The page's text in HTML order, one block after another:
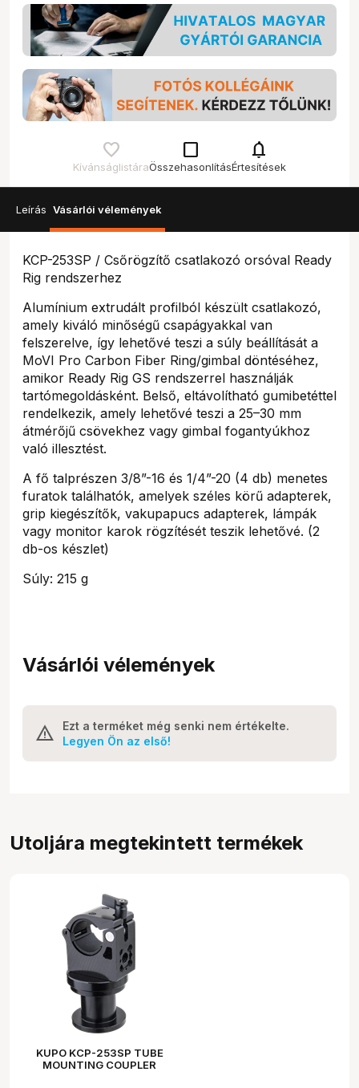
Kívánságlistára
check_box_outline_blank
Összehasonlítás
notifications
Értesítések
Leírás Vásárlói vélemények
KCP-253SP / Csőrögzítő csatlakozó orsóval Ready
Rig rendszerhez
Alumínium extrudált profilból készült csatlakozó,
amely kiváló minőségű csapágyakkal van
felszerelve, így lehetővé teszi a súly beállítását a
MoVI Pro Carbon Fiber Ring/gimbal döntéséhez,
amikor Ready Rig GS rendszerrel használják
tartómegoldásként. Belső, eltávolítható gumibetéttel
rendelkezik, amely lehetővé teszi a 25–30 mm
átmérőjű csövekhez vagy gimbal fogantyúkhoz
való illesztést.
A fő talprészen 3/8”-16 és 1/4”-20 (4 db) menetes
furatok találhatók, amelyek széles körű adapterek,
grip kiegészítők, vakupapucs adapterek, lámpák
vagy monitor karok rögzítését teszik lehetővé. (2
db-os készlet)
Súly: 215 g
Vásárlói vélemények
Ezt a terméket még senki nem értékelte.
Legyen Ön az első!
Utoljára megtekintett termékek
KUPO KCP-253SP TUBE
MOUNTING COUPLER